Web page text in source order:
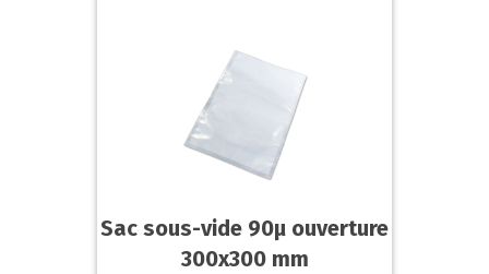
Sac sous-vide 90µ ouverture
300x300 mm